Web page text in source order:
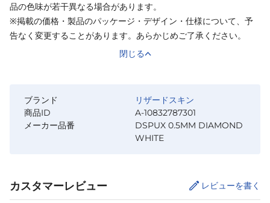
品の色味が若干異なる場合があります。
※掲載の価格・製品のパッケージ・デザイン・仕様について、予
告なく変更することがあります。あらかじめご了承ください。
閉じる
ブランド
リザードスキン
商品ID
A-10832787301
メーカー品番
DSPUX 0.5MM DIAMOND
WHITE
カスタマーレビュー レビューを書く